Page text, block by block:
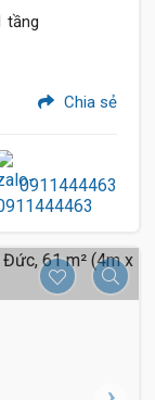
tầng
Chia sẻ
0911444463